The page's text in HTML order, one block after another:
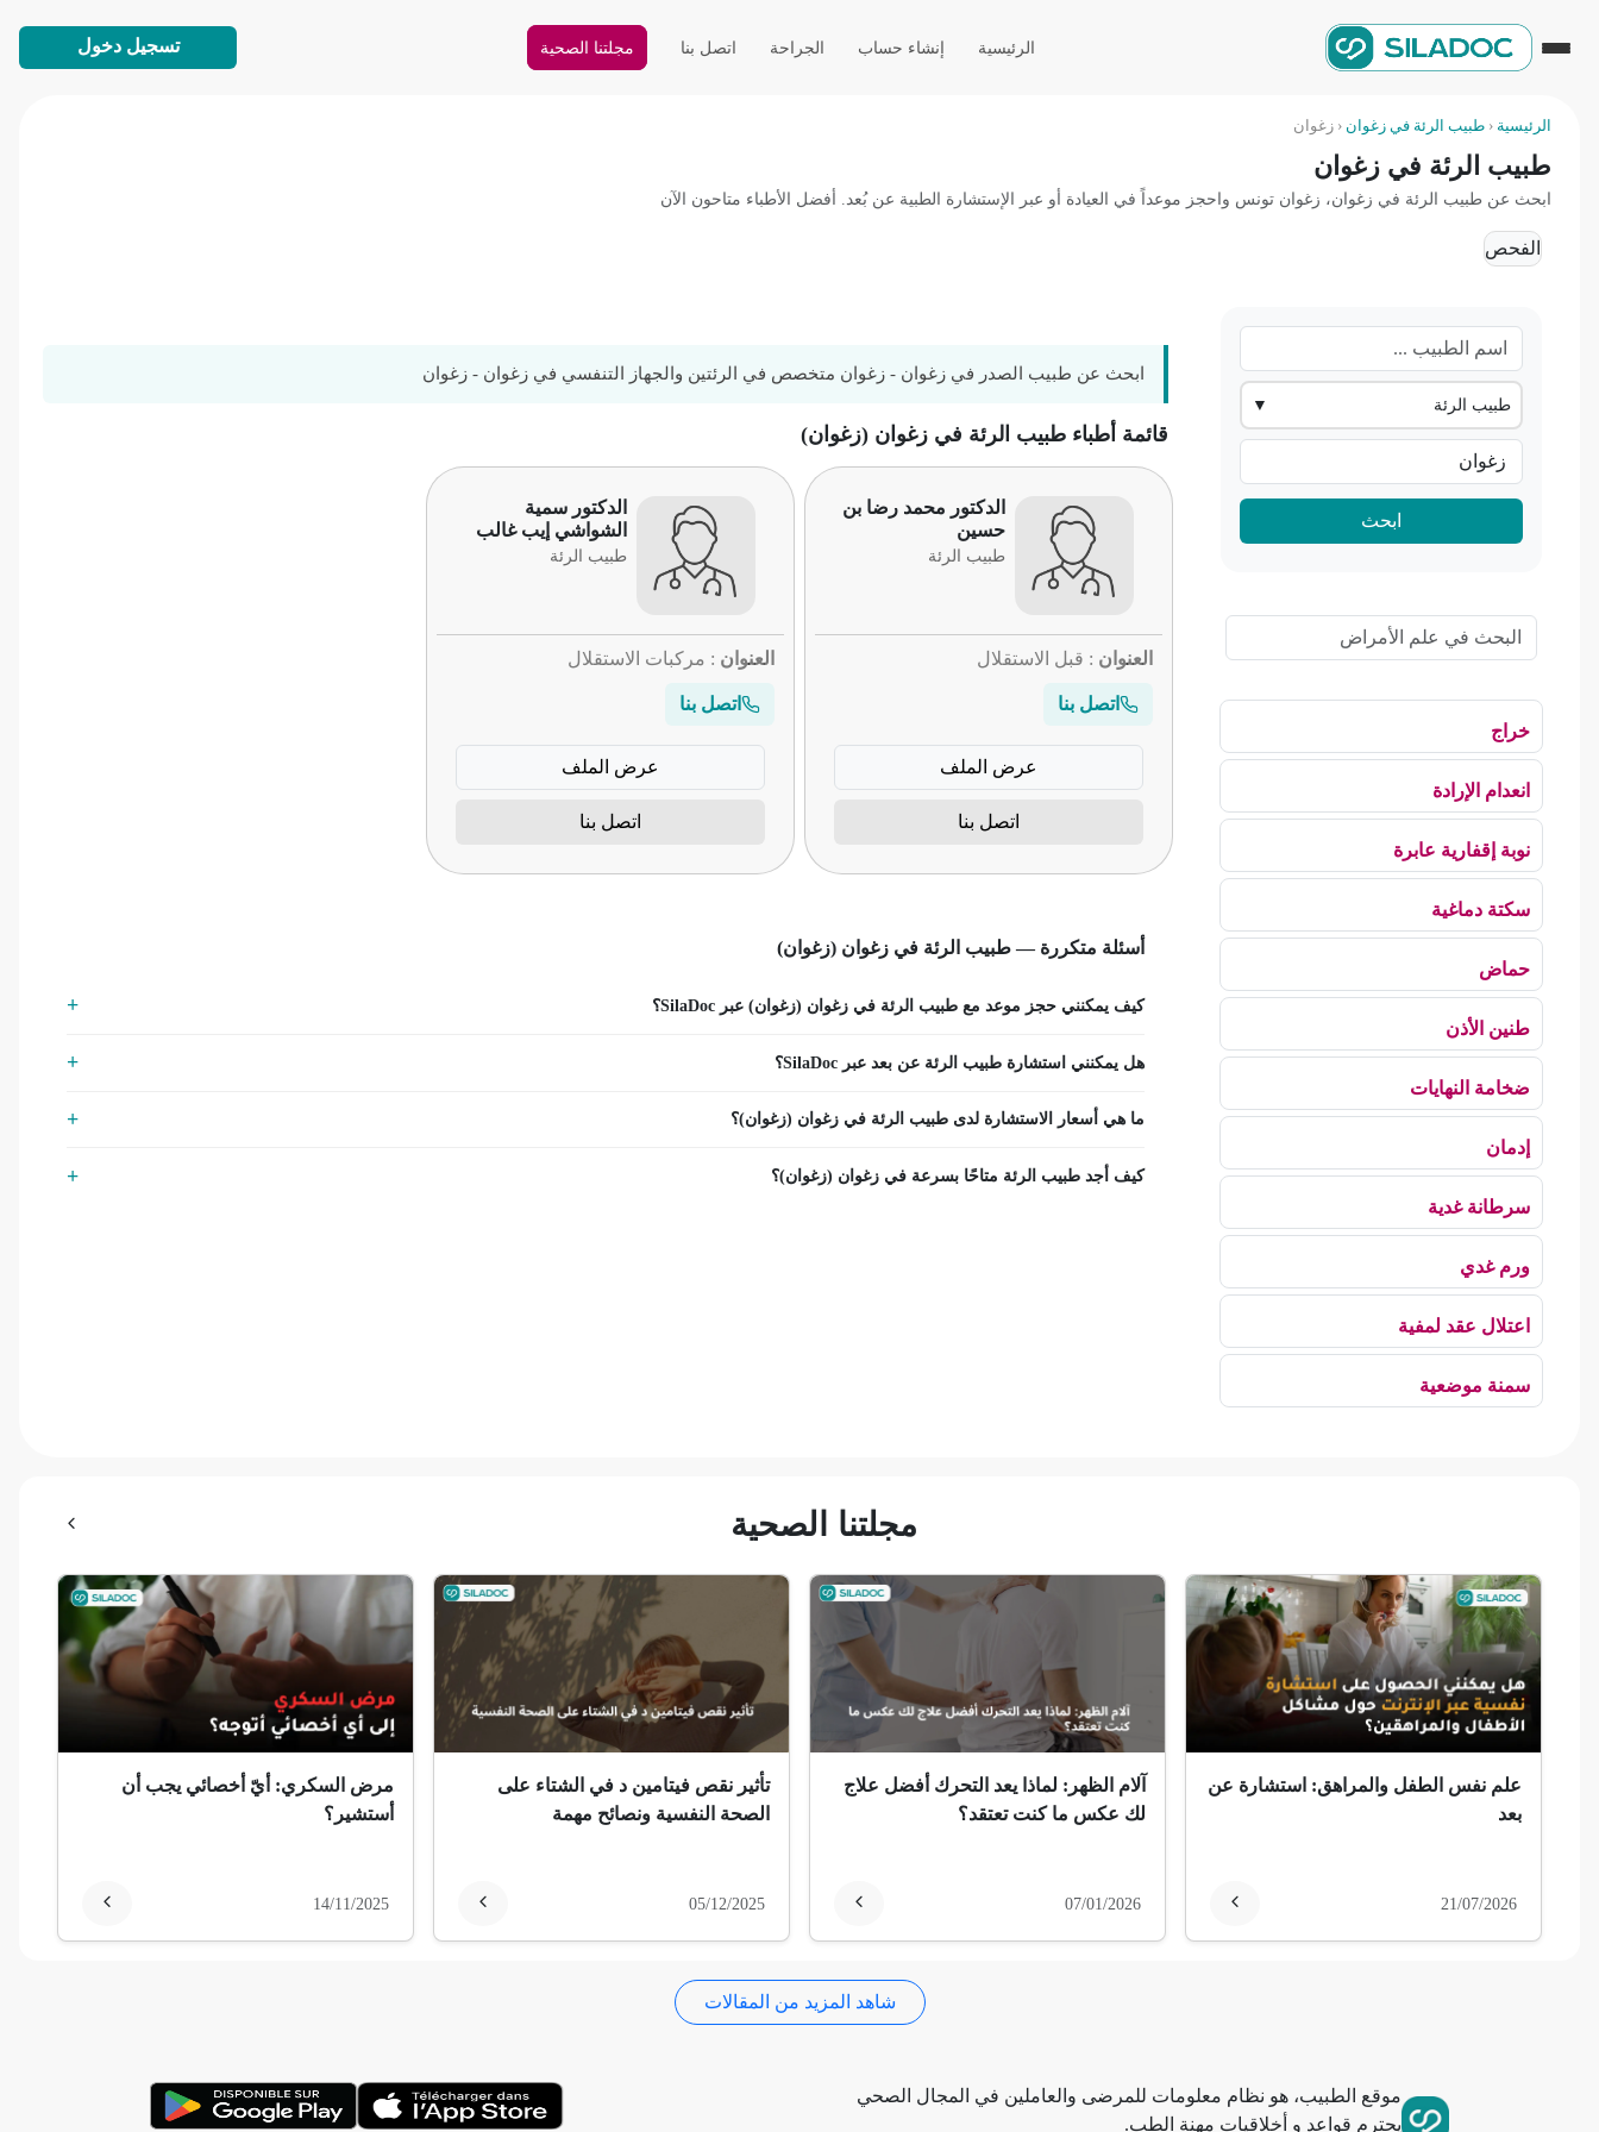
الرئيسية إنشاء حساب الجراحة اتصل بنا مجلتنا الصحية تسجيل دخول
الرئيسية ‹ طبيب الرئة في زغوان ‹ زغوان
طبيب الرئة في زغوان
ابحث عن طبيب الرئة في زغوان، زغوان تونس واحجز موعداً في العيادة أو عبر الإستشارة الطبية عن بُعد. أفضل الأطباء متاحون الآن
الفحص
طبيب الرئة ▼
ابحث
خراج
انعدام الإرادة
نوبة إقفارية عابرة
سكتة دماغية
حماض
طنين الأذن
ضخامة النهايات
إدمان
سرطانة غدية
ورم غدي
اعتلال عقد لمفية
سمنة موضعية
ضمور الألم
ضمور عصبي ألمي
ثعلبة
استسقاء عام
ابحث عن طبيب الصدر في زغوان - زغوان متخصص في الرئتين والجهاز التنفسي في زغوان - زغوان
قائمة أطباء طبيب الرئة في زغوان (زغوان)
الدكتور محمد رضا بن
حسين
طبيب الرئة
العنوان : قبل الاستقلال
اتصل بنا
عرض الملف
اتصل بنا
الدكتور سمية
الشواشي إيب غالب
طبيب الرئة
العنوان : مركبات الاستقلال
اتصل بنا
عرض الملف
اتصل بنا
أسئلة متكررة — طبيب الرئة في زغوان (زغوان)
كيف يمكنني حجز موعد مع طبيب الرئة في زغوان (زغوان) عبر SilaDoc؟
هل يمكنني استشارة طبيب الرئة عن بعد عبر SilaDoc؟
ما هي أسعار الاستشارة لدى طبيب الرئة في زغوان (زغوان)؟
كيف أجد طبيب الرئة متاحًا بسرعة في زغوان (زغوان)؟
مجلتنا الصحية
علم نفس الطفل والمراهق: استشارة عن
بعد
21/07/2026
آلام الظهر: لماذا يعد التحرك أفضل علاج
لك عكس ما كنت تعتقد؟
07/01/2026
تأثير نقص فيتامين د في الشتاء على
الصحة النفسية ونصائح مهمة
05/12/2025
مرض السكري: أيّ أخصائي يجب أن
أستشير؟
14/11/2025
شاهد المزيد من المقالات
موقع الطبيب، هو نظام معلومات للمرضى والعاملين في المجال الصحي
يحترم قواعد و أخلاقيات مهنة الطب.